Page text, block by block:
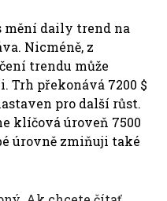
mění daily trend na
Nicméně, z
trendu může
Trh překonává 7200 $
pro další růst.
klíčová úroveň 7500
úrovně zmiňuji také